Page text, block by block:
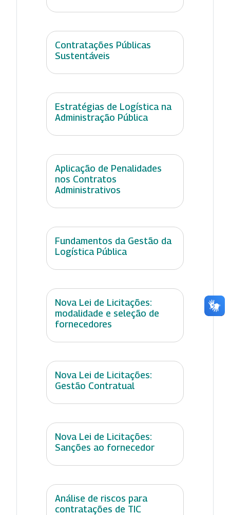
Contratações Públicas
Sustentáveis
Estratégias de Logística na
Administração Pública
Aplicação de Penalidades
nos Contratos
Administrativos
Fundamentos da Gestão da
Logística Pública
Nova Lei de Licitações:
modalidade e seleção de
fornecedores
Nova Lei de Licitações:
Gestão Contratual
Nova Lei de Licitações:
Sanções ao fornecedor
Análise de riscos para
contratações de TIC